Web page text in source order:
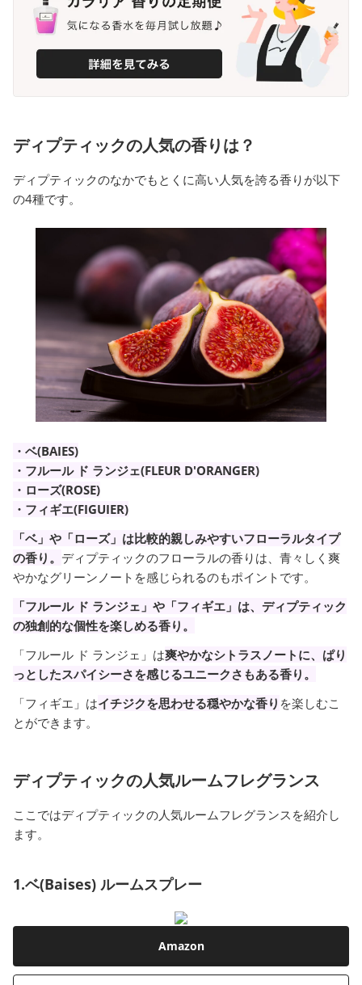
ディプティックの人気の香りは？
ディプティックのなかでもとくに高い人気を誇る香りが以下
の4種です。
・ベ(BAIES)
・フルール ド ランジェ(FLEUR D'ORANGER)
・ローズ(ROSE)
・フィギエ(FIGUIER)
「ベ」や「ローズ」は比較的親しみやすいフローラルタイプ
の香り。 ディプティックのフローラルの香りは、青々しく爽
やかなグリーンノートを感じられるのもポイントです。
「フルール ド ランジェ」や「フィギエ」は、ディプティック
の独創的な個性を楽しめる香り。
「フルール ド ランジェ」は爽やかなシトラスノートに、ぱり
っとしたスパイシーさを感じるユニークさもある香り。
「フィギエ」はイチジクを思わせる穏やかな香り を楽しむこ
とができます。
ディプティックの人気ルームフレグランス
ここではディプティックの人気ルームフレグランスを紹介し
ます。
1.ベ(Baises) ルームスプレー
Amazon